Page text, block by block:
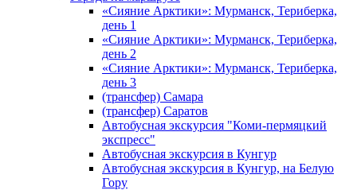
«Сияние Арктики»: Мурманск, Териберка,
день 1
«Сияние Арктики»: Мурманск, Териберка,
день 2
«Сияние Арктики»: Мурманск, Териберка,
день 3
(трансфер) Самара
(трансфер) Саратов
Автобусная экскурсия "Коми-пермяцкий
экспресс"
Автобусная экскурсия в Кунгур
Автобусная экскурсия в Кунгур, на Белую
Гору